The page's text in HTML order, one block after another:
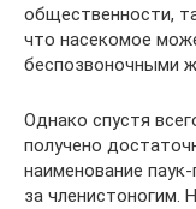
общественности,
что насекомое
беспозвоночными
Однако спустя
получено
наименование
за членистоногим.